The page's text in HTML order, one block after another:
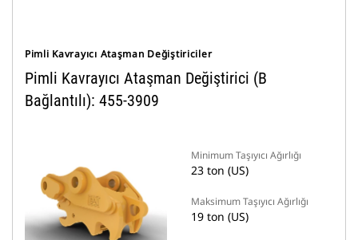
Pimli Kavrayıcı Ataşman Değiştiriciler
Pimli Kavrayıcı Ataşman Değiştirici (B
Bağlantılı): 455-3909
Minimum Taşıyıcı Ağırlığı
23 ton (US)
Maksimum Taşıyıcı Ağırlığı
19 ton (US)